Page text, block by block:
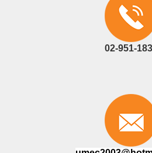
02-951-